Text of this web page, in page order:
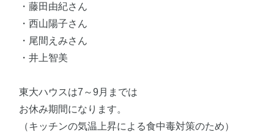
・藤田由紀さん
・西山陽子さん
・尾間えみさん
・井上智美
東大ハウスは7～9月までは
お休み期間になります。
（キッチンの気温上昇による食中毒対策のため）